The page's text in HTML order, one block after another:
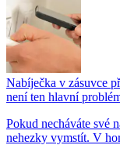
Nabíječka v zásuvce
není ten hlavní
Pokud necháváte své
nehezky vymstít. V